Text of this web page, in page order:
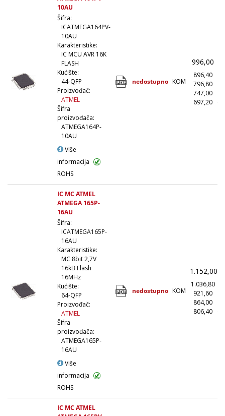
10AU
Šifra:
ICATMEGA164PV-
10AU
Karakteristike:
IC MCU AVR 16K
FLASH
Kućište:
44-QFP
Proizvođač:
ATMEL
Šifra
proizvođača:
ATMEGA164P-
10AU
Više
informacija
ROHS
nedostupno KOM
996,00
896,40
796,80
747,00
697,20
IC MC ATMEL
ATMEGA 165P-
16AU
Šifra:
ICATMEGA165P-
16AU
Karakteristike:
MC 8bit 2,7V
16kB Flash
16MHz
Kućište:
64-QFP
Proizvođač:
ATMEL
Šifra
proizvođača:
ATMEGA165P-
16AU
Više
informacija
ROHS
nedostupno KOM
1.152,00
1.036,80
921,60
864,00
806,40
IC MC ATMEL